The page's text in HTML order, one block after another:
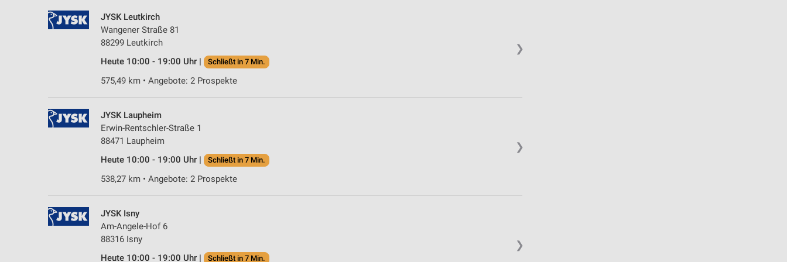
❯
JYSK Leutkirch
Wangener Straße 81
88299 Leutkirch
Heute 10:00 - 19:00 Uhr |
Schließt in 7 Min.
575,49 km • Angebote: 2 Prospekte
❯
JYSK Laupheim
Erwin-Rentschler-Straße 1
88471 Laupheim
Heute 10:00 - 19:00 Uhr |
Schließt in 7 Min.
538,27 km • Angebote: 2 Prospekte
❯
JYSK Isny
Am-Angele-Hof 6
88316 Isny
Heute 10:00 - 19:00 Uhr |
Schließt in 7 Min.